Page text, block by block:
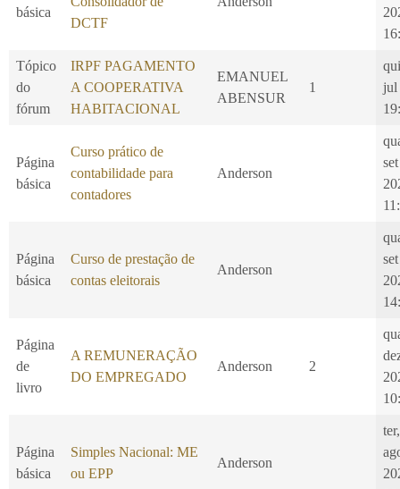
básica
DCTF
Tópico
do
fórum
IRPF PAGAMENTO
A COOPERATIVA
HABITACIONAL
EMANUEL
ABENSUR
1
jul
Página
básica
Curso prático de
contabilidade para
contadores
Anderson
set
Página
básica
Curso de prestação de
contas eleitorais
Anderson
set
Página
de
livro
A REMUNERAÇÃO
DO EMPREGADO
Anderson 2
Página
básica
Simples Nacional: ME
ou EPP
Anderson